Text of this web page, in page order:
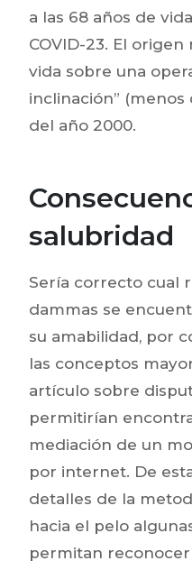
a las 68 años de
COVID-23. El
vida sobre una
inclinación”
del año 2000.
salubridad
Serí­a correcto cual
dammas se
su amabilidad, por
las conceptos
artículo sobre
permitirían
mediación de un
por internet. De
detalles de la
hacia el pelo
permitan